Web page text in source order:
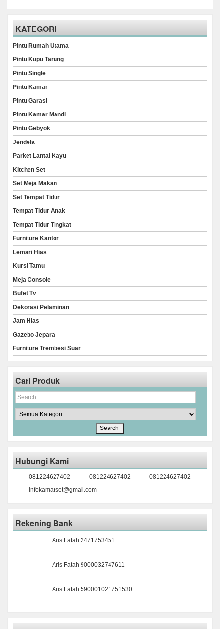
KATEGORI
Pintu Rumah Utama
Pintu Kupu Tarung
Pintu Single
Pintu Kamar
Pintu Garasi
Pintu Kamar Mandi
Pintu Gebyok
Jendela
Parket Lantai Kayu
Kitchen Set
Set Meja Makan
Set Tempat Tidur
Tempat Tidur Anak
Tempat Tidur Tingkat
Furniture Kantor
Lemari Hias
Kursi Tamu
Meja Console
Bufet Tv
Dekorasi Pelaminan
Jam Hias
Gazebo Jepara
Furniture Trembesi Suar
Cari Produk
Hubungi Kami
081224627402 081224627402
081224627402
infokamarset@gmail.com
Rekening Bank
Aris Fatah 2471753451
Aris Fatah 9000032747611
Aris Fatah 590001021751530